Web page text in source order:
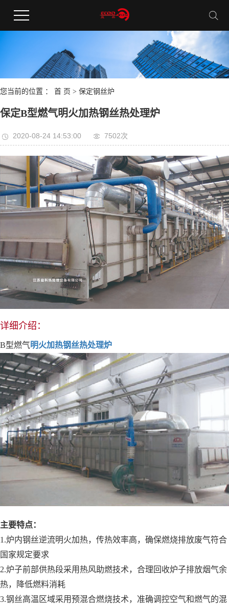
您当前的位置 ： 首 页 > 保定钢丝炉
保定B型燃气明火加热钢丝热处理炉
2020-08-24 14:53:00 7502次
详细介绍：
B型燃气明火加热钢丝热处理炉
主要特点：
1.炉内钢丝逆流明火加热，传热效率高，确保燃烧排放废气符合
国家规定要求
2.炉子前部供热段采用热风助燃技术，合理回收炉子排放烟气余
热，降低燃料消耗
3.钢丝高温区域采用预混合燃烧技术，准确调控空气和燃气的混